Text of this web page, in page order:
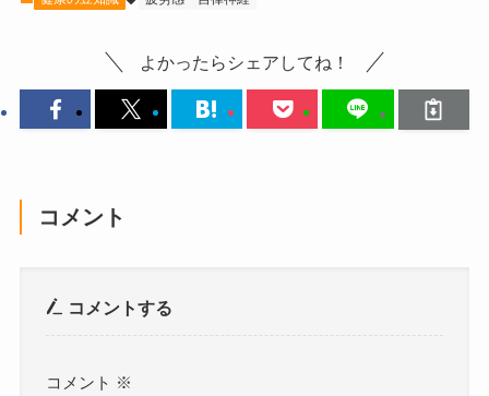
よかったらシェアしてね！
コメント
コメントする
コメント ※